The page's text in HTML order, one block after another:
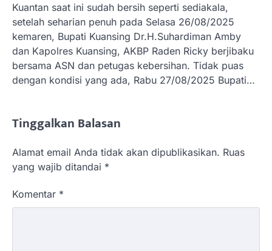
Kuantan saat ini sudah bersih seperti sediakala,
setelah seharian penuh pada Selasa 26/08/2025
kemaren, Bupati Kuansing Dr.H.Suhardiman Amby
dan Kapolres Kuansing, AKBP Raden Ricky berjibaku
bersama ASN dan petugas kebersihan. Tidak puas
dengan kondisi yang ada, Rabu 27/08/2025 Bupati…
Tinggalkan Balasan
Alamat email Anda tidak akan dipublikasikan. Ruas
yang wajib ditandai *
Komentar *